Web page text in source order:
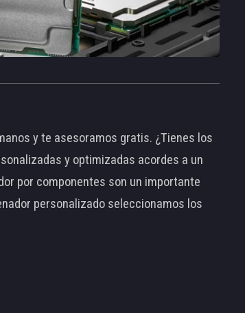
y te asesoramos gratis. ¿Tienes los
y optimizadas acordes a un
por componentes son un importante
personalizado seleccionamos los